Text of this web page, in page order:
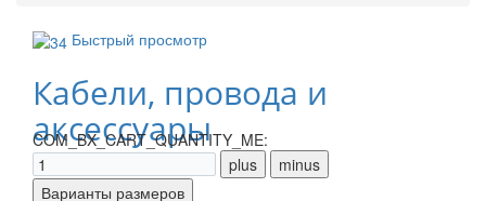
Быстрый просмотр
Кабели, провода и
аксессуары
COM_BX_CART_QUANTITY_ME: